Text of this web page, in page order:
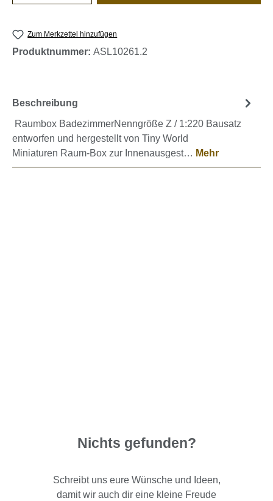
Zum Merkzettel hinzufügen
Produktnummer: ASL10261.2
Beschreibung
Raumbox BadezimmerNenngröße Z / 1:220 Bausatz
entworfen und hergestellt von Tiny World
Miniaturen Raum-Box zur Innenausgest… Mehr
Nichts gefunden?
Schreibt uns eure Wünsche und Ideen,
damit wir auch dir eine kleine Freude